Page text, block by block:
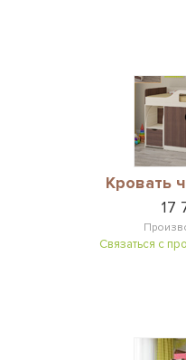
Кровать
17
Связаться с